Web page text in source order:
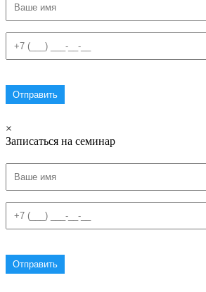
×
Записаться на семинар